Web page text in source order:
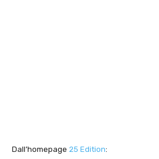
Dall’homepage 25 Edition: